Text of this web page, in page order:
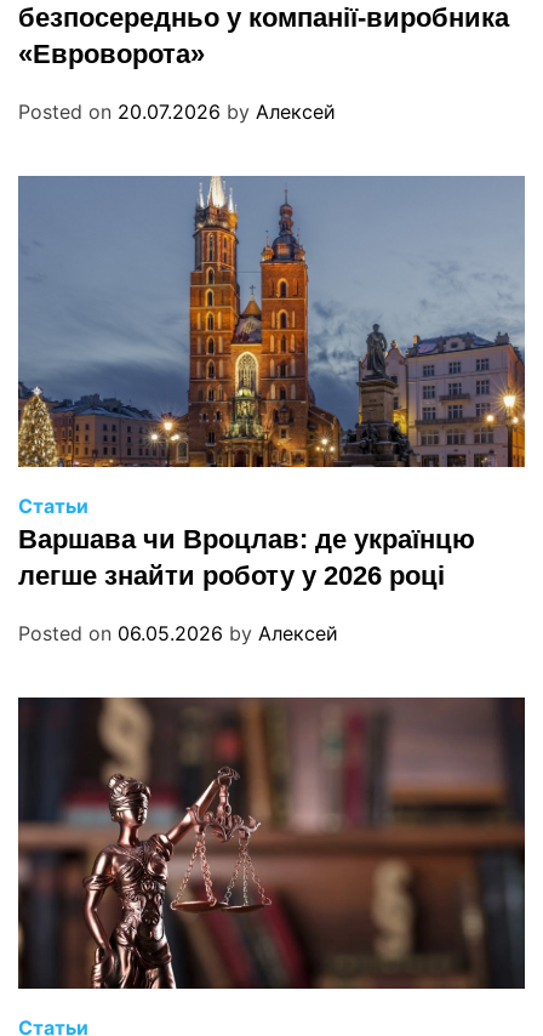
безпосередньо у компанії-виробника
«Евроворота»
Posted on 20.07.2026 by Алексей
Статьи
Варшава чи Вроцлав: де українцю
легше знайти роботу у 2026 році
Posted on 06.05.2026 by Алексей
Статьи